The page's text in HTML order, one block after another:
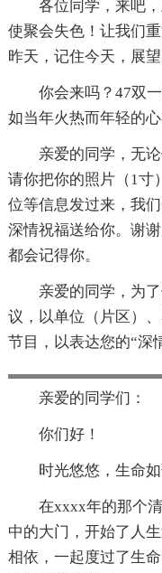
各位同学，来吧
使聚会失色！让我们
昨天，记住今天，展望
你会来吗？47双
如当年火热而年轻的心
亲爱的同学，无
请你把你的照片（1寸
位等信息发过来，我
深情祝福送给你。谢
都会记得你。
亲爱的同学，为
议，以单位（片区）
节目，以表达您的“深
亲爱的同学们：
你们好！
时光悠悠，生命如
在xxxx年的那个
中的大门，开始了人
相依，一起度过了生